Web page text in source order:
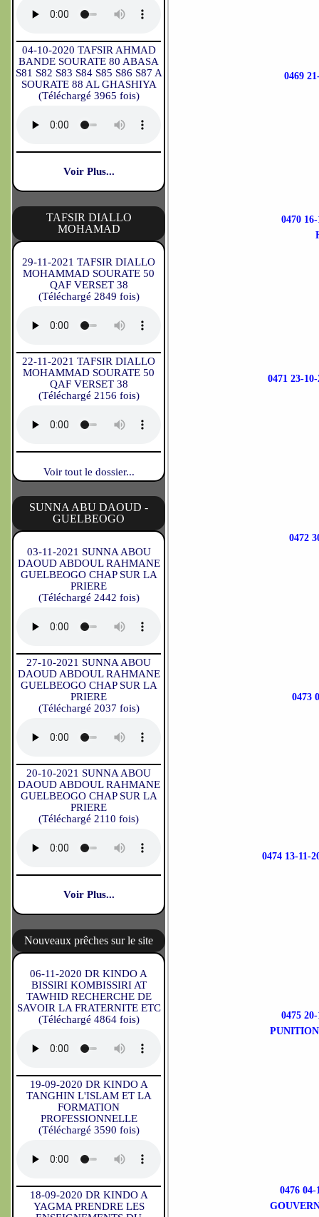
04-10-2020 TAFSIR AHMAD
BANDE SOURATE 80 ABASA
S81 S82 S83 S84 S85 S86 S87 A
SOURATE 88 AL GHASHIYA
(Téléchargé 3965 fois)
Voir Plus...
TAFSIR DIALLO
MOHAMAD
29-11-2021 TAFSIR DIALLO
MOHAMMAD SOURATE 50
QAF VERSET 38
(Téléchargé 2849 fois)
22-11-2021 TAFSIR DIALLO
MOHAMMAD SOURATE 50
QAF VERSET 38
(Téléchargé 2156 fois)
Voir tout le dossier...
SUNNA ABU DAOUD -
GUELBEOGO
03-11-2021 SUNNA ABOU
DAOUD ABDOUL RAHMANE
GUELBEOGO CHAP SUR LA
PRIERE
(Téléchargé 2442 fois)
27-10-2021 SUNNA ABOU
DAOUD ABDOUL RAHMANE
GUELBEOGO CHAP SUR LA
PRIERE
(Téléchargé 2037 fois)
20-10-2021 SUNNA ABOU
DAOUD ABDOUL RAHMANE
GUELBEOGO CHAP SUR LA
PRIERE
(Téléchargé 2110 fois)
Voir Plus...
Nouveaux prêches sur le site
06-11-2020 DR KINDO A
BISSIRI KOMBISSIRI AT
TAWHID RECHERCHE DE
SAVOIR LA FRATERNITE ETC
(Téléchargé 4864 fois)
19-09-2020 DR KINDO A
TANGHIN L'ISLAM ET LA
FORMATION
PROFESSIONNELLE
(Téléchargé 3590 fois)
18-09-2020 DR KINDO A
YAGMA PRENDRE LES
0469
0470
0471 23-
0472
0473
0474 13-11-
0475
0476